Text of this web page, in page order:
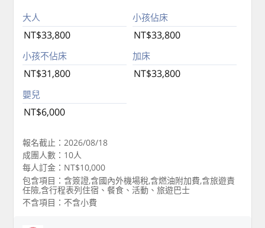
大人
NT$33,800
小孩佔床
NT$33,800
小孩不佔床
NT$31,800
加床
NT$33,800
嬰兒
NT$6,000
報名截止：2026/08/18
成團人數：10人
每人訂金：NT$10,000
包含項目：含簽證,含國內外機場稅,含燃油附加費,含旅遊責
任險,含行程表列住宿、餐食、活動、旅遊巴士
不含項目：不含小費